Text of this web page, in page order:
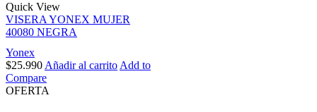
Quick View
VISERA YONEX MUJER
40080 NEGRA
Yonex
$25.990Añadir al carritoAdd to
Compare
OFERTA